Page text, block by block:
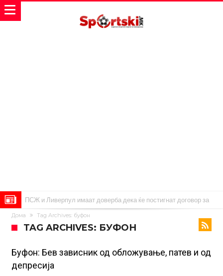
ПСЖ и Ливерпул имаат доверба дека ќе постигнат договор за
Баркола
Барселона ја испрати првата понуда до Манчестер Сити за Родри
Манчестер Сити веќе му најде замена на Родри, и тоа во голем
ривал!
Само два играчи во историјата на фудбалот го
направиле„невозможното“: Едниот е Меси, знаете ли кој е
Атлетико Мадрид презема (не)очекуван потег!
Дома Tag Archives: буфон
TAG ARCHIVES: БУФОН
Буфон: Бев зависник од обложување, патев и од
депресија